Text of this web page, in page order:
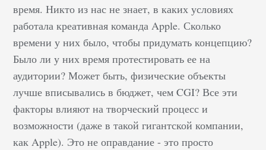
время. Никто из нас не знает, в каких условиях
работала креативная команда Apple. Сколько
времени у них было, чтобы придумать концепцию?
Было ли у них время протестировать ее на
аудитории? Может быть, физические объекты
лучше вписывались в бюджет, чем CGI? Все эти
факторы влияют на творческий процесс и
возможности (даже в такой гигантской компании,
как Apple). Это не оправдание - это просто